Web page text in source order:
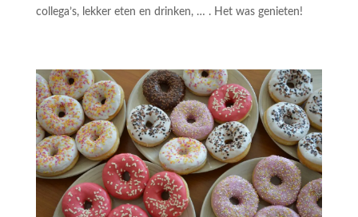
collega’s, lekker eten en drinken, … . Het was genieten!